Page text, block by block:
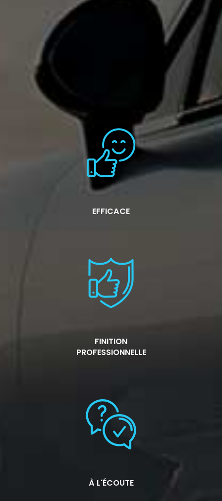
EFFICACE
FINITION
PROFESSIONNELLE
À L'ÉCOUTE